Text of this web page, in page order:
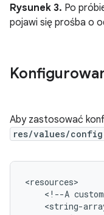
Rysunek 3. Po
pojawi się prośba o
Aby zastosować
res/values/
<!--A
<string-